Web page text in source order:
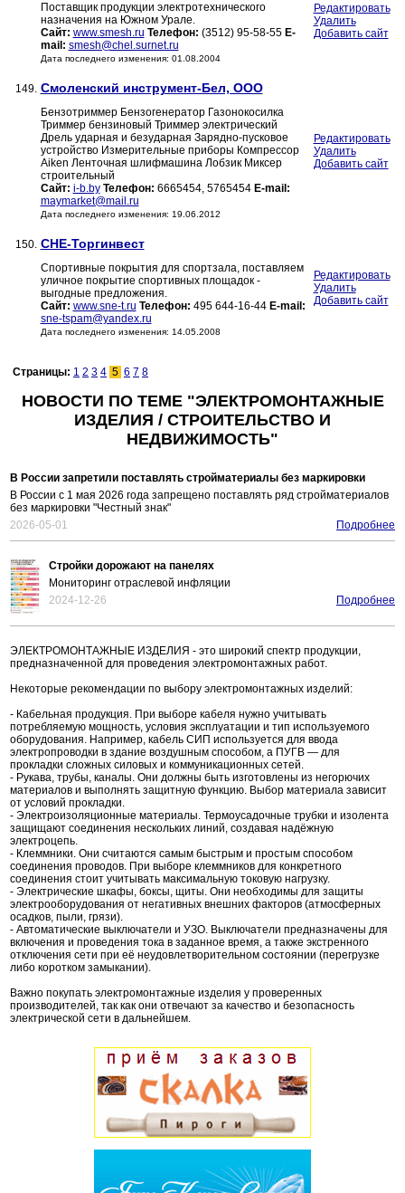
Поставщик продукции электротехнического
назначения на Южном Урале.
Сайт: www.smesh.ru Телефон: (3512) 95-58-55 E-
mail: smesh@chel.surnet.ru
Дата последнего изменения: 01.08.2004
Редактировать
Удалить
Добавить сайт
149. Смоленский инструмент-Бел, ООО
Бензотриммер Бензогенератор Газонокосилка
Триммер бензиновый Триммер электрический
Дрель ударная и безударная Зарядно-пусковое
устройство Измерительные приборы Компрессор
Aiken Ленточная шлифмашина Лобзик Миксер
строительный
Сайт: i-b.by Телефон: 6665454, 5765454 E-mail:
maymarket@mail.ru
Дата последнего изменения: 19.06.2012
Редактировать
Удалить
Добавить сайт
150. СНЕ-Торгинвест
Спортивные покрытия для спортзала, поставляем
уличное покрытие спортивных площадок -
выгодные предложения.
Сайт: www.sne-t.ru Телефон: 495 644-16-44 E-mail:
sne-tspam@yandex.ru
Дата последнего изменения: 14.05.2008
Редактировать
Удалить
Добавить сайт
Страницы: 1 2 3 4 5 6 7 8
НОВОСТИ ПО ТЕМЕ "ЭЛЕКТРОМОНТАЖНЫЕ
ИЗДЕЛИЯ / СТРОИТЕЛЬСТВО И
НЕДВИЖИМОСТЬ"
В России запретили поставлять стройматериалы без маркировки
В России с 1 мая 2026 года запрещено поставлять ряд стройматериалов
без маркировки "Честный знак"
2026-05-01
Подробнее
Стройки дорожают на панелях
Мониторинг отраслевой инфляции
2024-12-26
Подробнее
ЭЛЕКТРОМОНТАЖНЫЕ ИЗДЕЛИЯ - это широкий спектр продукции,
предназначенной для проведения электромонтажных работ.
Некоторые рекомендации по выбору электромонтажных изделий:
- Кабельная продукция. При выборе кабеля нужно учитывать
потребляемую мощность, условия эксплуатации и тип используемого
оборудования. Например, кабель СИП используется для ввода
электропроводки в здание воздушным способом, а ПУГВ — для
прокладки сложных силовых и коммуникационных сетей.
- Рукава, трубы, каналы. Они должны быть изготовлены из негорючих
материалов и выполнять защитную функцию. Выбор материала зависит
от условий прокладки.
- Электроизоляционные материалы. Термоусадочные трубки и изолента
защищают соединения нескольких линий, создавая надёжную
электроцепь.
- Клеммники. Они считаются самым быстрым и простым способом
соединения проводов. При выборе клеммников для конкретного
соединения стоит учитывать максимальную токовую нагрузку.
- Электрические шкафы, боксы, щиты. Они необходимы для защиты
электрооборудования от негативных внешних факторов (атмосферных
осадков, пыли, грязи).
- Автоматические выключатели и УЗО. Выключатели предназначены для
включения и проведения тока в заданное время, а также экстренного
отключения сети при её неудовлетворительном состоянии (перегрузке
либо коротком замыкании).
Важно покупать электромонтажные изделия у проверенных
производителей, так как они отвечают за качество и безопасность
электрической сети в дальнейшем.